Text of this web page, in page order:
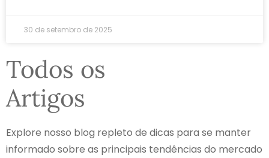
30 de setembro de 2025
Todos os
Artigos
Explore nosso blog repleto de dicas para se manter
informado sobre as principais tendências do mercado